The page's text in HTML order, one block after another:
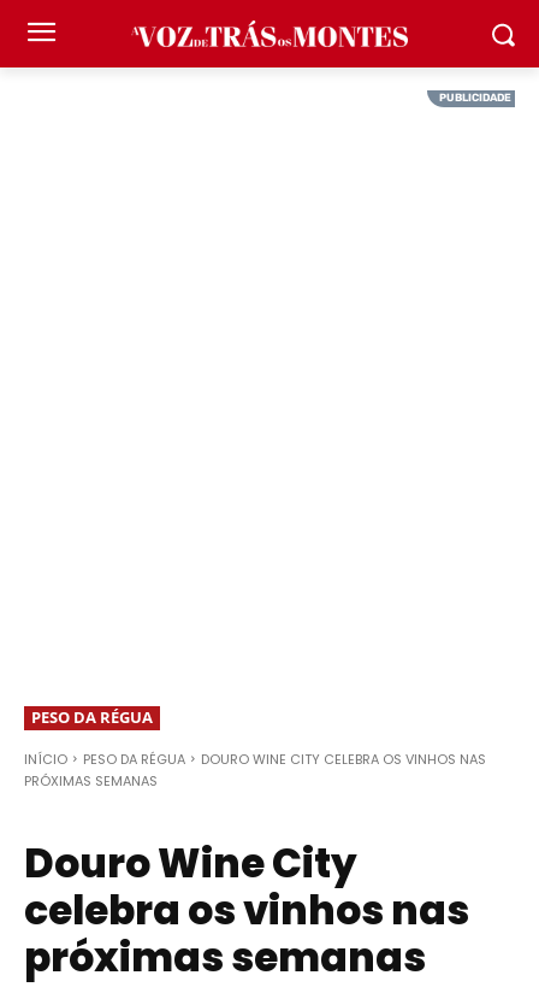
PESO DA RÉGUA
INÍCIO PESO DA RÉGUA
DOURO WINE CITY CELEBRA OS VINHOS NAS
PRÓXIMAS SEMANAS
Douro Wine City
celebra os vinhos nas
próximas semanas